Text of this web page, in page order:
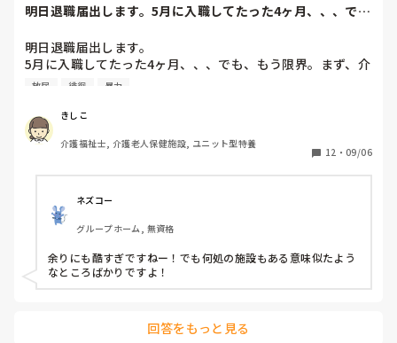
いですね。
組合とかがあれば、1番反映しやすいのかもしれませんが、ど
うでしょう。
明日退職届出します。5月に入職してたった4ヶ月、、、で
明日退職届出します。
5月に入職してたった4ヶ月、、、でも、もう限界。まず、介
護長がわけわかんない。利用者を怒鳴りつけ、パット交換は
言いなりになり、リーダーで決めたことを覆す、人手が足り
ないのに、キチンと休みは入れ、夜勤はやりたくない
と、、、職員の悪口を言い、ウワサ話しを本気にする、、、
そして、今まで出していた残業代を出さないと言い出し、残
業の用紙を書き換えろと、、、職員のストレスもすごいが、
利用者もこれは精神科？って利用者ばかりを入れる。一晩中
徘徊、放尿、便失禁、暴言、暴力、コール頻回、フラつきが
強く見守りが必要、、、こんな利用者1人じゃみれません。
でも、日中も夜間も1人でみろと、、、なぜ？できないん
だ？と。ハッキリ言って、いつ事故が起きてもおかしくない
状況。そして、体調不良や急変を見つけると、見つけた人か
決めても、話してもちゃんとやってくれない、、、こんな施
放尿 徘徊 暴力
きしこ
介護福祉士, 介護老人保健施設, ユニット型特養
12 ・ 09/06
ネズコー
グループホーム, 無資格
余りにも酷すぎですねー！でも何処の施設もある意味似たよう
なところばかりですよ！
回答をもっと見る